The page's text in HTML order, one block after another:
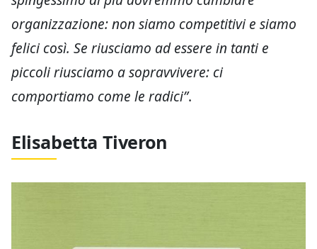
organizzazione: non siamo competitivi e siamo
felici così. Se riusciamo ad essere in tanti e
piccoli riusciamo a sopravvivere: ci
comportiamo come le radici”.
Elisabetta Tiveron